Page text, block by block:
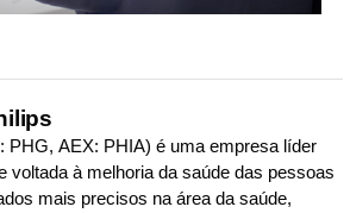
PHG, AEX: PHIA) é uma empresa líder
voltada à melhoria da saúde das pessoas
mais precisos na área da saúde,